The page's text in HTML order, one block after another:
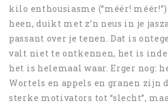
kilo enthousiasme (“méér!
heen, duikt met z’n neus in je
passant over je tenen. Dat is
valt niet te ontkennen, het is
het is helemaal waar. Erger nog:
Wortels en appels en granen
sterke motivators tot “slecht”,